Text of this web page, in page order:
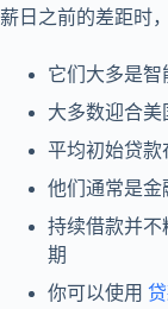
薪日之前的差距时
它们大多是
大多数迎合美
平均初始贷款
他们通常是金
持续借款并不
期
你可以使用